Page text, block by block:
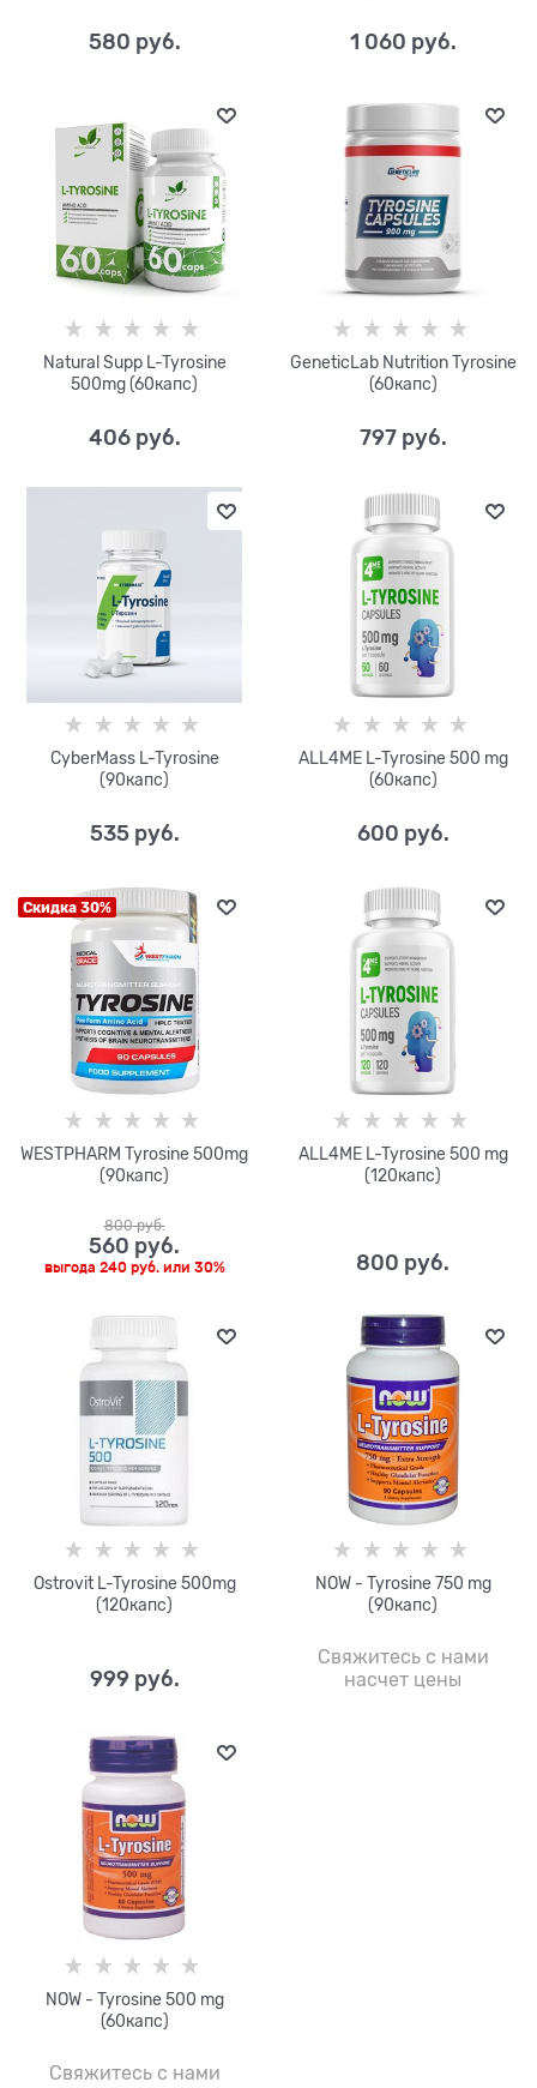
580 руб. 1 060 руб.
Natural Supp L-Tyrosine
500mg (60капс)
406 руб.
GeneticLab Nutrition Tyrosine
(60капс)
797 руб.
CyberMass L-Tyrosine
(90капс)
535 руб.
ALL4ME L-Tyrosine 500 mg
(60капс)
600 руб.
Скидка 30%
WESTPHARM Tyrosine 500mg
(90капс)
800 руб.
560 руб.
выгода 240 руб.или 30%
ALL4ME L-Tyrosine 500 mg
(120капс)
800 руб.
Ostrovit L-Tyrosine 500mg
(120капс)
999 руб.
NOW - Tyrosine 750 mg
(90капс)
Свяжитесь с нами
насчет цены
NOW - Tyrosine 500 mg
(60капс)
Свяжитесь с нами